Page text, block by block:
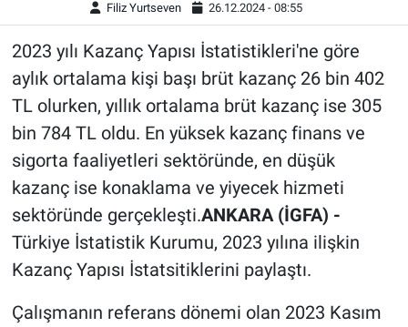
Filiz Yurtseven 26.12.2024 - 08:55
2023 yılı Kazanç Yapısı İstatistikleri'ne göre
aylık ortalama kişi başı brüt kazanç 26 bin 402
TL olurken, yıllık ortalama brüt kazanç ise 305
bin 784 TL oldu. En yüksek kazanç finans ve
sigorta faaliyetleri sektöründe, en düşük
kazanç ise konaklama ve yiyecek hizmeti
sektöründe gerçekleşti.ANKARA (İGFA) -
Türkiye İstatistik Kurumu, 2023 yılına ilişkin
Kazanç Yapısı İstatsitiklerini paylaştı.
Çalışmanın referans dönemi olan 2023 Kasım